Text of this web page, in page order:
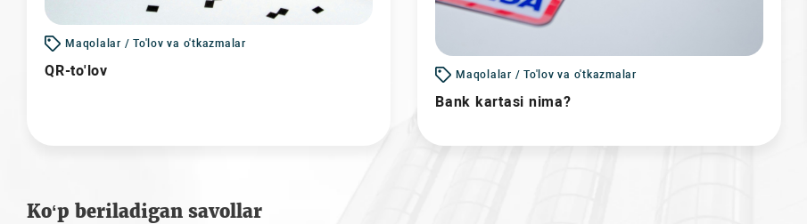
Maqolalar / To'lov va o'tkazmalar
QR-to'lov Maqolalar / To'lov va o'tkazmalar
Bank kartasi nima?
Ko‘p beriladigan savollar